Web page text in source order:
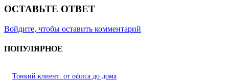
ОСТАВЬТЕ ОТВЕТ
Войдите, чтобы оставить комментарий
ПОПУЛЯРНОЕ
Тонкий клиент: от офиса до дома